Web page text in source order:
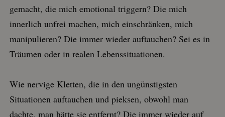
gemacht, die mich emotional triggern? Die mich
innerlich unfrei machen, mich einschränken, mich
manipulieren? Die immer wieder auftauchen? Sei es in
Träumen oder in realen Lebenssituationen.
Wie nervige Kletten, die in den ungünstigsten
Situationen auftauchen und pieksen, obwohl man
dachte, man hätte sie entfernt? Die immer wieder auf